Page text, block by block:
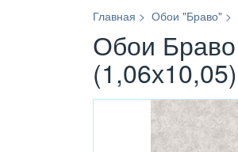
Главная Обои "Браво"
Обои
(1,06х10,05)